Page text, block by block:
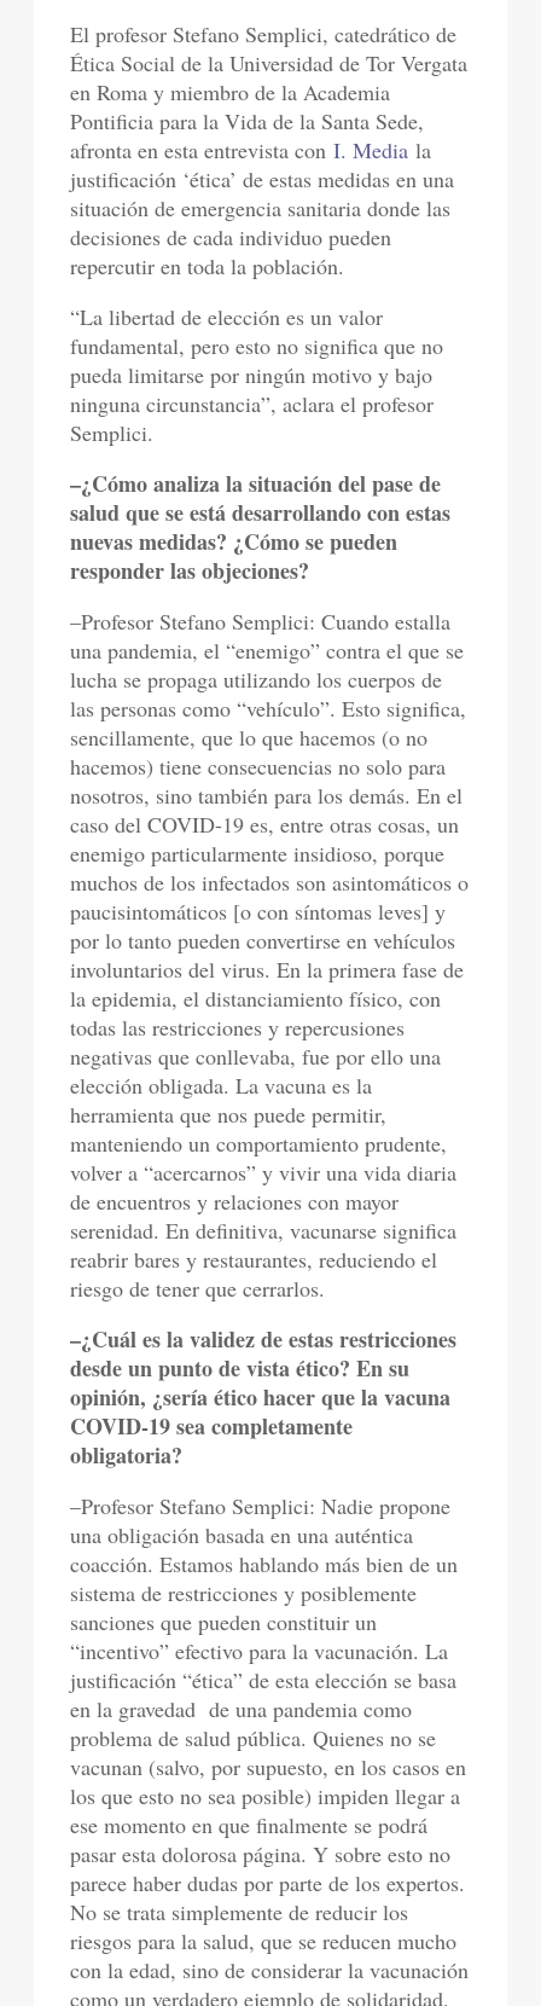
El profesor Stefano Semplici, catedrático de
Ética Social de la Universidad de Tor Vergata
en Roma y miembro de la Academia
Pontificia para la Vida de la Santa Sede,
afronta en esta entrevista conI. Media la
justificación ‘ética’ de estas medidas en una
situación de emergencia sanitaria donde las
decisiones de cada individuo pueden
repercutir en toda la población.
“La libertad de elección es un valor
fundamental, pero esto no significa que no
pueda limitarse por ningún motivo y bajo
ninguna circunstancia”, aclara el profesor
Semplici.
–¿Cómo analiza la situación del pase de
salud que se está desarrollando con estas
nuevas medidas? ¿Cómo se pueden
responder las objeciones?
–Profesor Stefano Semplici: Cuando estalla
una pandemia, el “enemigo” contra el que se
lucha se propaga utilizando los cuerpos de
las personas como “vehículo”. Esto significa,
sencillamente, que lo que hacemos (o no
hacemos) tiene consecuencias no solo para
nosotros, sino también para los demás. En el
caso del COVID-19 es, entre otras cosas, un
enemigo particularmente insidioso, porque
muchos de los infectados son asintomáticos o
paucisintomáticos [o con síntomas leves] y
por lo tanto pueden convertirse en vehículos
involuntarios del virus. En la primera fase de
la epidemia, el distanciamiento físico, con
todas las restricciones y repercusiones
negativas que conllevaba, fue por ello una
elección obligada. La vacuna es la
herramienta que nos puede permitir,
manteniendo un comportamiento prudente,
volver a “acercarnos” y vivir una vida diaria
de encuentros y relaciones con mayor
serenidad. En definitiva, vacunarse significa
reabrir bares y restaurantes, reduciendo el
riesgo de tener que cerrarlos.
–¿Cuál es la validez de estas restricciones
desde un punto de vista ético? En su
opinión, ¿sería ético hacer que la vacuna
COVID-19 sea completamente
obligatoria?
–Profesor Stefano Semplici: Nadie propone
una obligación basada en una auténtica
coacción. Estamos hablando más bien de un
sistema de restricciones y posiblemente
sanciones que pueden constituir un
“incentivo” efectivo para la vacunación. La
justificación “ética” de esta elección se basa
en la gravedad de una pandemia como
problema de salud pública. Quienes no se
vacunan (salvo, por supuesto, en los casos en
los que esto no sea posible) impiden llegar a
ese momento en que finalmente se podrá
pasar esta dolorosa página. Y sobre esto no
parece haber dudas por parte de los expertos.
No se trata simplemente de reducir los
riesgos para la salud, que se reducen mucho
con la edad, sino de considerar la vacunación
como un verdadero ejemplo de solidaridad.